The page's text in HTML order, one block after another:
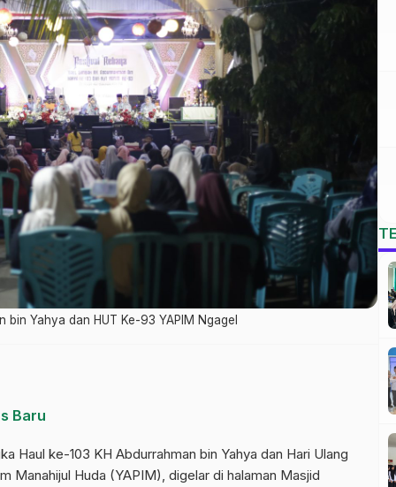
bin Yahya dan HUT Ke-93 YAPIM Ngagel
Baru
Haul ke-103 KH Abdurrahman bin Yahya dan Hari Ulang
Manahijul Huda (YAPIM), digelar di halaman Masjid